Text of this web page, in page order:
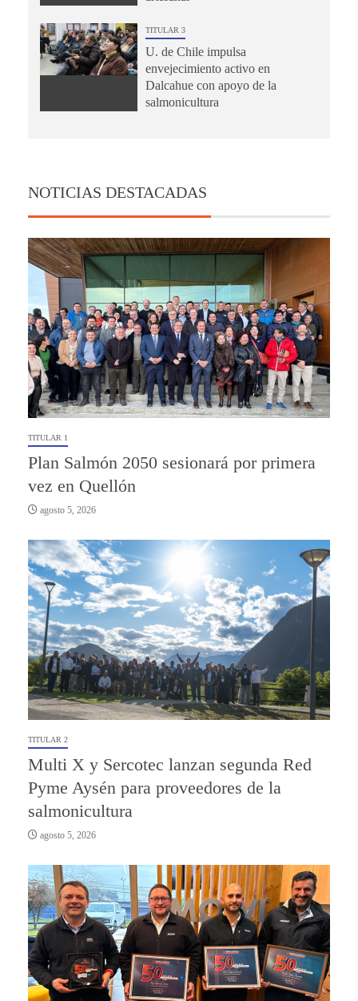
TITULAR 3
U. de Chile impulsa
envejecimiento activo en
Dalcahue con apoyo de la
salmonicultura
NOTICIAS DESTACADAS
TITULAR 1
Plan Salmón 2050 sesionará por primera
vez en Quellón
agosto 5, 2026
TITULAR 2
Multi X y Sercotec lanzan segunda Red
Pyme Aysén para proveedores de la
salmonicultura
agosto 5, 2026